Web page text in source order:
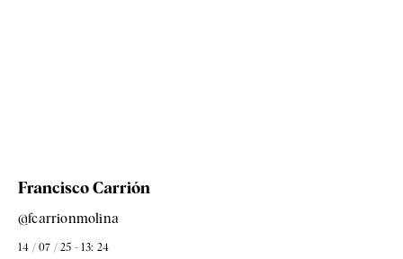
Francisco Carrión
@fcarrionmolina
14 / 07 / 25 - 13: 24